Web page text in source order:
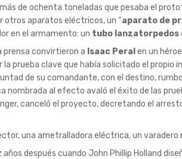
de ochenta toneladas que pesaba el
otros aparatos eléctricos, un “aparato de
en el armamento: un tubo lanzatorpedos
prensa convirtieron a Isaac Peral en un
prueba clave que había solicitado el
de su comandante, con el destino,
nombrada al efecto avaló el éxito de las
canceló el proyecto, decretando el
una ametralladora eléctrica, un
años después cuando John Phillip Holland